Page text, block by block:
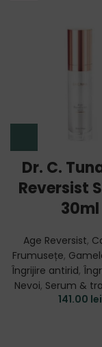
Dr. C.
Reversist
30ml
Age Reversist,
Frumusețe,
Îngrijire antirid,
Nevoi, Serum &
141.00 lei